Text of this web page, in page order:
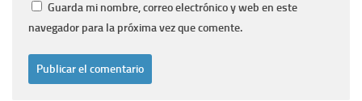
Guarda mi nombre, correo electrónico y web en este
navegador para la próxima vez que comente.